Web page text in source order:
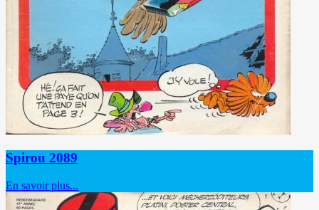
Spirou 2089
En savoir plus...